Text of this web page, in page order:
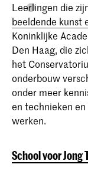
Leerlingen die
beeldende kunst
Koninklijke
Den Haag, die
het
onderbouw
onder meer
en technieken
werken.
School voor Jong